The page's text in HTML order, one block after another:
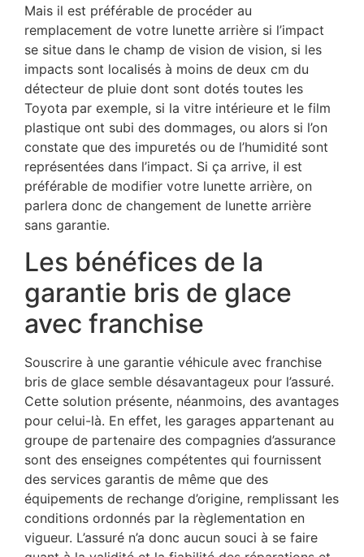
Mais il est préférable de procéder au
remplacement de votre lunette arrière si l’impact
se situe dans le champ de vision de vision, si les
impacts sont localisés à moins de deux cm du
détecteur de pluie dont sont dotés toutes les
Toyota par exemple, si la vitre intérieure et le film
plastique ont subi des dommages, ou alors si l’on
constate que des impuretés ou de l’humidité sont
représentées dans l’impact. Si ça arrive, il est
préférable de modifier votre lunette arrière, on
parlera donc de changement de lunette arrière
sans garantie.
Les bénéfices de la
garantie bris de glace
avec franchise
Souscrire à une garantie véhicule avec franchise
bris de glace semble désavantageux pour l’assuré.
Cette solution présente, néanmoins, des avantages
pour celui-là. En effet, les garages appartenant au
groupe de partenaire des compagnies d’assurance
sont des enseignes compétentes qui fournissent
des services garantis de même que des
équipements de rechange d’origine, remplissant les
conditions ordonnés par la règlementation en
vigueur. L’assuré n’a donc aucun souci à se faire